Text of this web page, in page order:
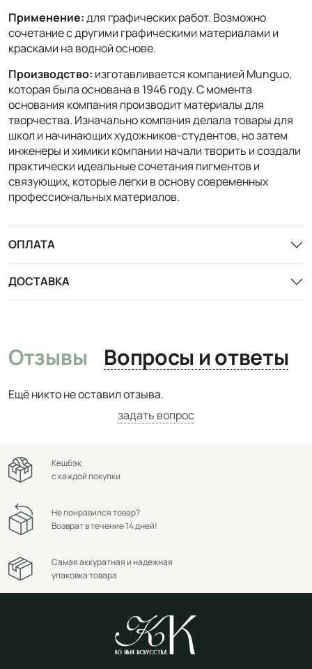
Применение:для графических работ. Возможно
сочетание с другими графическими материалами и
красками на водной основе.
Производство: изготавливается компанией Munguo,
которая была основана в 1946 году. С момента
основания компания производит материалы для
творчества. Изначально компания делала товары для
школ и начинающих художников-студентов, но затем
инженеры и химики компании начали творить и создали
практически идеальные сочетания пигментов и
связующих, которые легки в основу современных
профессиональных материалов.
ОПЛАТА
ДОСТАВКА
Отзывы Вопросы и ответы
Ещё никто не оставил отзыва.
задать вопрос
Кешбэк
с каждой покупки
Не понравился товар?
Возврат в течение 14 дней!
Самая аккуратная и надежная
упаковка товара